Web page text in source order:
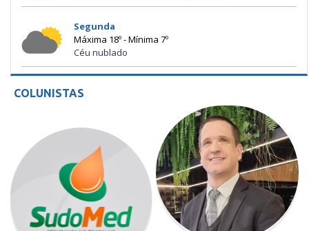
Segunda
Máxima 18º - Mínima 7º
Céu nublado
COLUNISTAS